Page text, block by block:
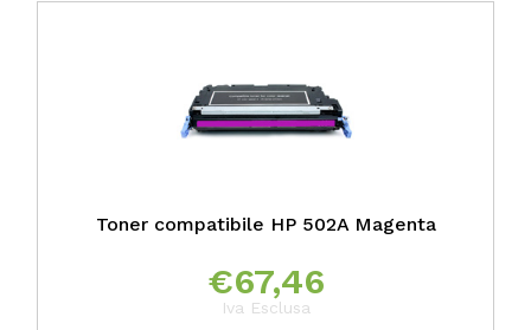
Toner compatibile HP 502A Magenta
€67,46
Iva Esclusa